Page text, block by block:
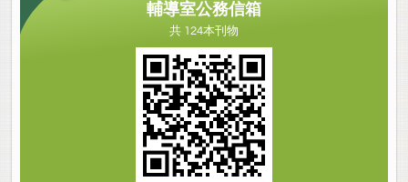
輔導室公務信箱
共 124本刊物